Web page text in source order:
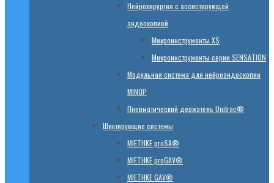
Нейрохирургия с ассистирующей
эндоскопией
Микроинструменты XS
Микроинструменты серии SENSATION
Модульная система для нейроэндоскопии
MINOP
Пневматический держатель Unitrac®
Шунтирующие системы
MIETHKE proSA®
MIETHKE proGAV®
MIETHKE GAV®